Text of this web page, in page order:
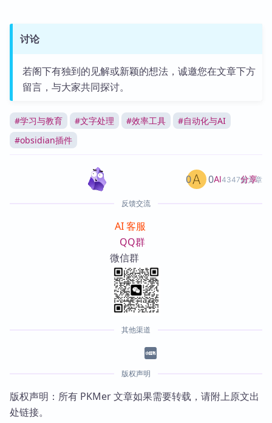
讨论
若阁下有独到的见解或新颖的想法，诚邀您在文章下方
留言，与大家共同探讨。
#学习与教育 #文字处理 #效率工具 #自动化与AI
#obsidian插件
AI4347篇文章
0 0 分享
反馈交流
AI 客服
QQ群
微信群
其他渠道
版权声明
版权声明：所有 PKMer 文章如果需要转载，请附上原文出
处链接。